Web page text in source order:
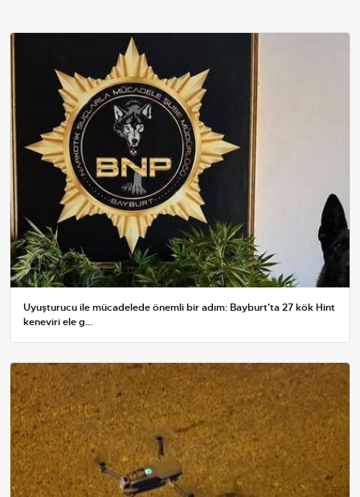
Uyuşturucu ile mücadelede önemli bir adım: Bayburt'ta 27 kök Hint
keneviri ele g...